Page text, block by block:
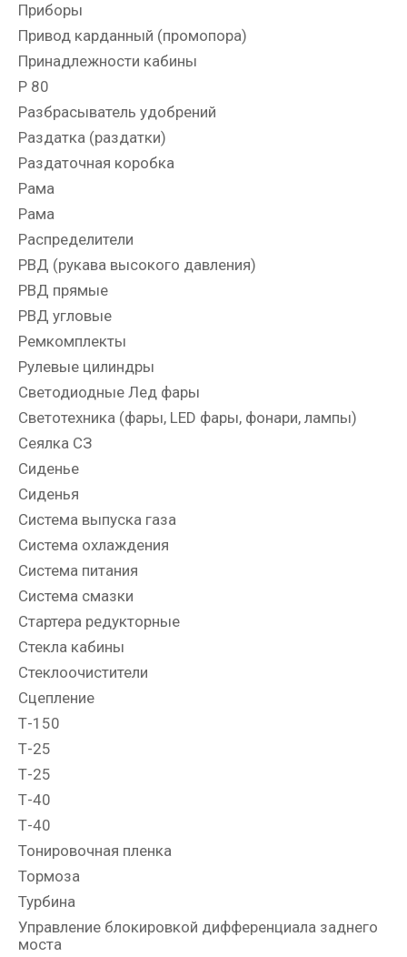
Приборы
Привод карданный (промопора)
Принадлежности кабины
Р 80
Разбрасыватель удобрений
Раздатка (раздатки)
Раздаточная коробка
Рама
Рама
Распределители
РВД (рукава высокого давления)
РВД прямые
РВД угловые
Ремкомплекты
Рулевые цилиндры
Светодиодные Лед фары
Светотехника (фары, LED фары, фонари, лампы)
Сеялка СЗ
Сиденье
Сиденья
Система выпуска газа
Система охлаждения
Система питания
Система смазки
Стартера редукторные
Стекла кабины
Стеклоочистители
Сцепление
Т-150
Т-25
Т-25
Т-40
Т-40
Тонировочная пленка
Тормоза
Турбина
Управление блокировкой дифференциала заднего
моста